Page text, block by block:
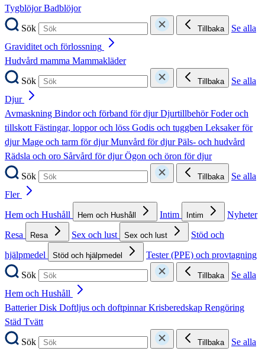
TygblöjorBadblöjor
Sök
Tillbaka
Se alla
Graviditet och förlossning
Hudvård mamma Mammakläder
Sök
Tillbaka
Se alla
Djur
Avmaskning Bindor och förband för djurDjurtillbehörFoder och
tillskottFästingar, loppor och löss Godis och tuggben Leksaker för
djurMage och tarm för djurMunvård för djurPäls- och hudvård
Rädsla och oro Sårvård för djurÖgon och öron för djur
Sök
Tillbaka
Se alla
Fler
Hem och Hushåll
Hem och Hushåll Intim Intim
Nyheter
Resa
Resa Sex och lust Sex och lust
Stöd och
hjälpmedel
Stöd och hjälpmedel
Tester (PPE) och provtagning
Sök
Tillbaka
Se alla
Hem och Hushåll
BatterierDisk Doftljus och doftpinnarKrisberedskap Rengöring
Städ Tvätt
Sök
Tillbaka
Se alla